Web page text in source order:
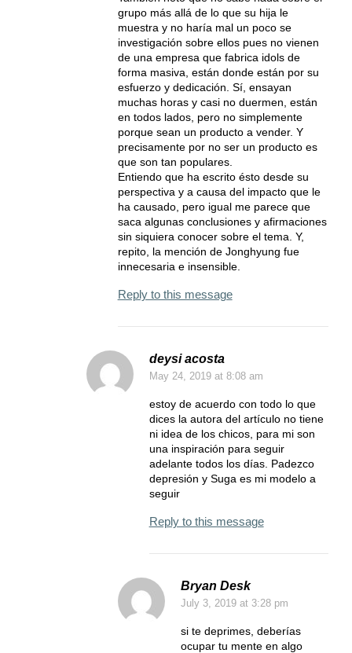
grupo más allá de lo que su hija le
muestra y no haría mal un poco se
investigación sobre ellos pues no vienen
de una empresa que fabrica idols de
forma masiva, están donde están por su
esfuerzo y dedicación. Sí, ensayan
muchas horas y casi no duermen, están
en todos lados, pero no simplemente
porque sean un producto a vender. Y
precisamente por no ser un producto es
que son tan populares.
Entiendo que ha escrito ésto desde su
perspectiva y a causa del impacto que le
ha causado, pero igual me parece que
saca algunas conclusiones y afirmaciones
sin siquiera conocer sobre el tema. Y,
repito, la mención de Jonghyung fue
innecesaria e insensible.
Reply to this message
deysi acosta
May 24, 2019at 8:08 am
estoy de acuerdo con todo lo que
dices la autora del artículo no tiene
ni idea de los chicos, para mi son
una inspiración para seguir
adelante todos los días. Padezco
depresión y Suga es mi modelo a
seguir
Reply to this message
Bryan Desk
July 3, 2019at 3:28 pm
si te deprimes, deberías
ocupar tu mente en algo